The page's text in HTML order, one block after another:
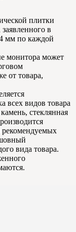
плитки
в
мм по каждой
монитора может
от товара,
всех видов товара
стеклянная
рекомендуемых
вида товара.